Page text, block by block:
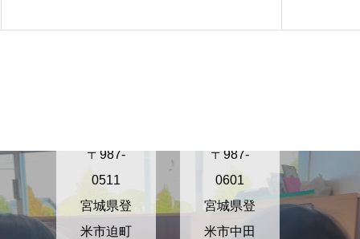
〒987-
0511
宮城県登
米市迫町
〒987-
0601
宮城県登
米市中田